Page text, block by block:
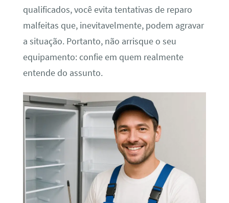
qualificados, você evita tentativas de reparo
malfeitas que, inevitavelmente, podem agravar
a situação. Portanto, não arrisque o seu
equipamento: confie em quem realmente
entende do assunto.